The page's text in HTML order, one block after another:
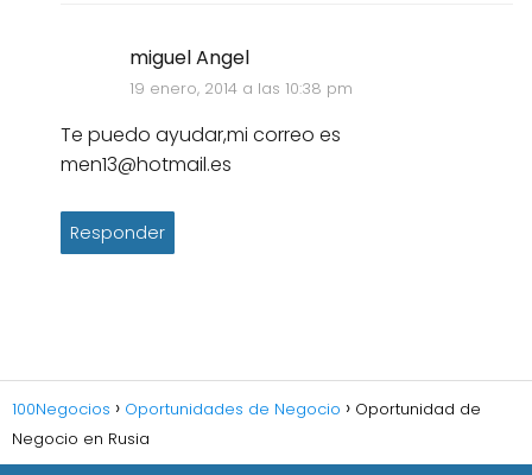
miguel Angel
19 enero, 2014 a las 10:38 pm
Te puedo ayudar,mi correo es
men13@hotmail.es
Responder
100Negocios Oportunidades de Negocio
Oportunidad de
Negocio en Rusia